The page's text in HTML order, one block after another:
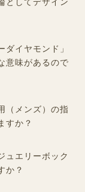
イヤモンド」
意味があるので
（メンズ）の指
すか？
ュエリーボック
か？